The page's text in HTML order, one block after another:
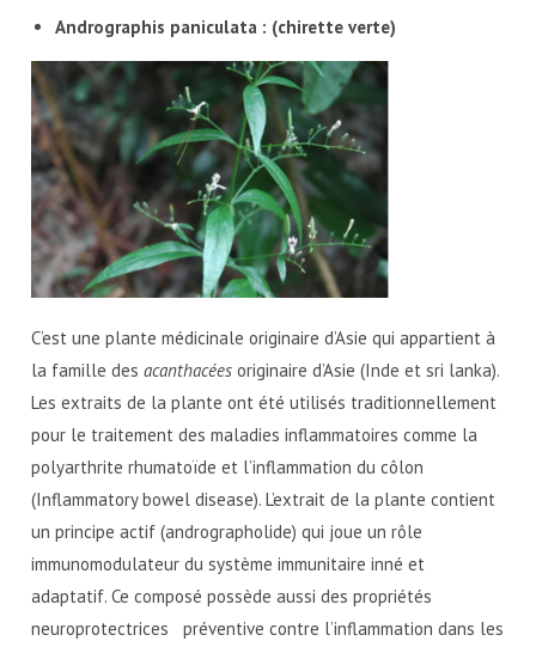
Andrographis paniculata : (chirette verte)
C’est une plante médicinale originaire d’Asie qui appartient à
la famille desacanthacées originaire d’Asie (Inde et sri lanka).
Les extraits de la plante ont été utilisés traditionnellement
pour le traitement des maladies inflammatoires comme la
polyarthrite rhumatoïde et l’inflammation du côlon
(Inflammatory bowel disease). L’extrait de la plante contient
un principe actif (andrographolide) qui joue un rôle
immunomodulateur du système immunitaire inné et
adaptatif. Ce composé possède aussi des propriétés
neuroprotectrices préventive contre l’inflammation dans les